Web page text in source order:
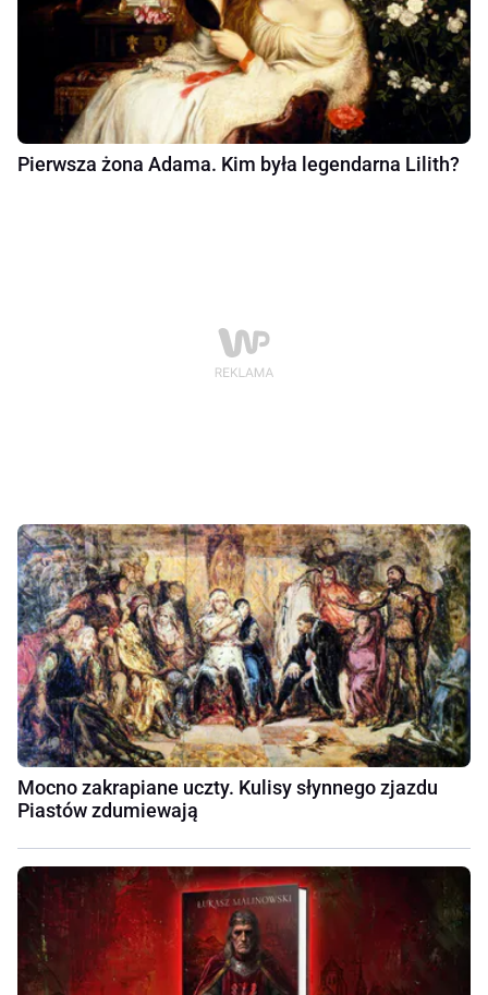
Pierwsza żona Adama. Kim była legendarna Lilith?
Mocno zakrapiane uczty. Kulisy słynnego zjazdu
Piastów zdumiewają